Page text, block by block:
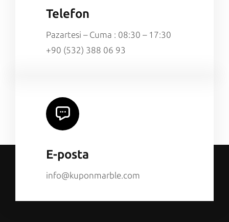
Telefon
Pazartesi – Cuma : 08:30 – 17:30
+90 (532) 388 06 93
E-posta
info@kuponmarble.com